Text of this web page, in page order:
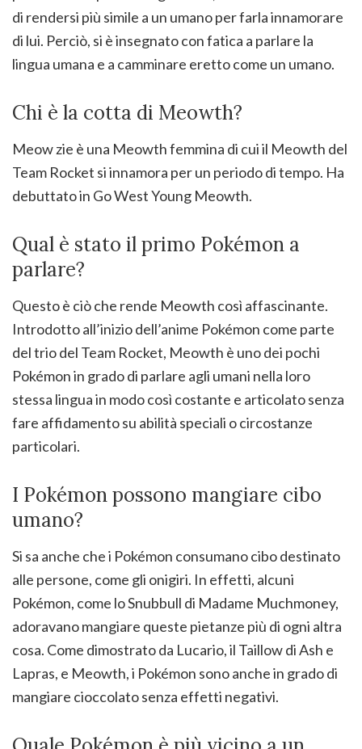
di rendersi più simile a un umano per farla innamorare
di lui. Perciò, si è insegnato con fatica a parlare la
lingua umana e a camminare eretto come un umano.
Chi è la cotta di Meowth?
Meow zie è una Meowth femmina di cui il Meowth del
Team Rocket si innamora per un periodo di tempo. Ha
debuttato in Go West Young Meowth.
Qual è stato il primo Pokémon a
parlare?
Questo è ciò che rende Meowth così affascinante.
Introdotto all’inizio dell’anime Pokémon come parte
del trio del Team Rocket, Meowth è uno dei pochi
Pokémon in grado di parlare agli umani nella loro
stessa lingua in modo così costante e articolato senza
fare affidamento su abilità speciali o circostanze
particolari.
I Pokémon possono mangiare cibo
umano?
Si sa anche che i Pokémon consumano cibo destinato
alle persone, come gli onigiri. In effetti, alcuni
Pokémon, come lo Snubbull di Madame Muchmoney,
adoravano mangiare queste pietanze più di ogni altra
cosa. Come dimostrato da Lucario, il Taillow di Ash e
Lapras, e Meowth, i Pokémon sono anche in grado di
mangiare cioccolato senza effetti negativi.